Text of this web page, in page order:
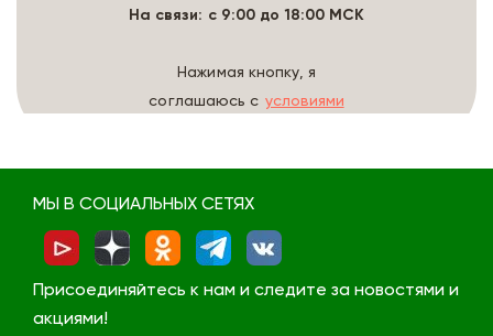
На связи: с 9:00 до 18:00 МСК
Нажимая кнопку, я
соглашаюсь с условиями
МЫ В СОЦИАЛЬНЫХ СЕТЯХ
Присоединяйтесь к нам и следите за новостями и
акциями!